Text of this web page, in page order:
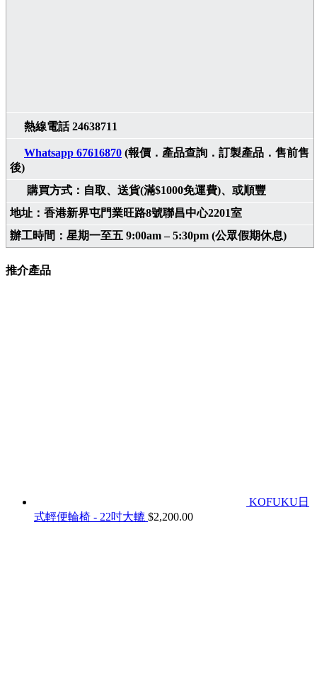
熱線電話 24638711
Whatsapp 67616870 (報價．產品查詢．訂製產品．售前售
後)
購買方式：自取、送貨(滿$1000免運費)、或順豐
地址：香港新界屯門業旺路8號聯昌中心2201室
辦工時間：星期一至五 9:00am – 5:30pm (公眾假期休息)
推介產品
KOFUKU日
式輕便輪椅 - 22吋大轆 $2,200.00